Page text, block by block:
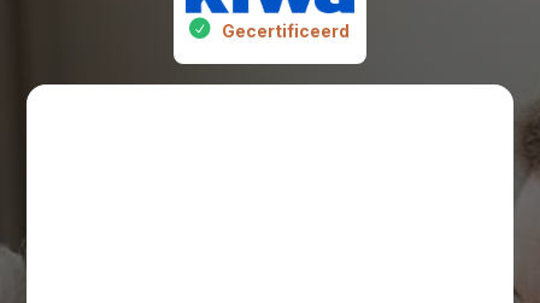
Gecertificeerd